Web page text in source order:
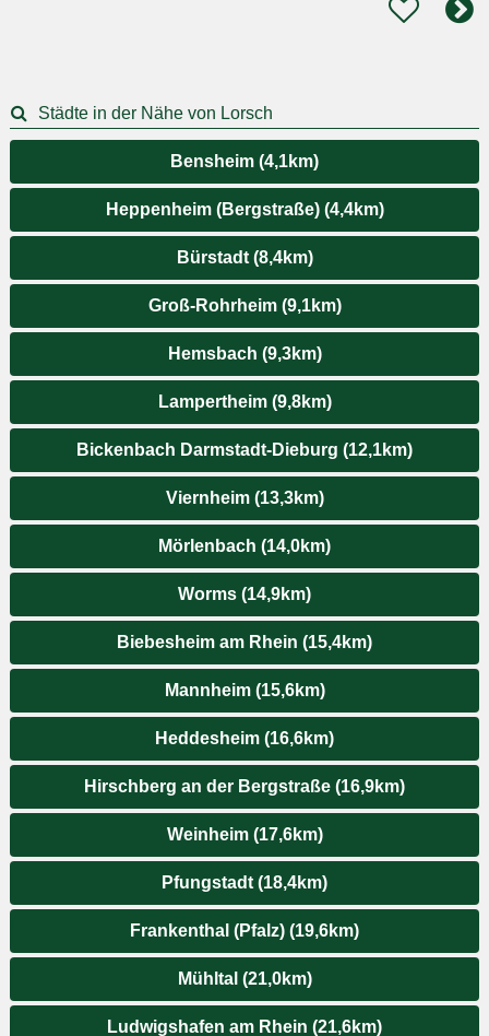
Städte in der Nähe von Lorsch
Bensheim (4,1km)
Heppenheim (Bergstraße) (4,4km)
Bürstadt (8,4km)
Groß-Rohrheim (9,1km)
Hemsbach (9,3km)
Lampertheim (9,8km)
Bickenbach Darmstadt-Dieburg (12,1km)
Viernheim (13,3km)
Mörlenbach (14,0km)
Worms (14,9km)
Biebesheim am Rhein (15,4km)
Mannheim (15,6km)
Heddesheim (16,6km)
Hirschberg an der Bergstraße (16,9km)
Weinheim (17,6km)
Pfungstadt (18,4km)
Frankenthal (Pfalz) (19,6km)
Mühltal (21,0km)
Ludwigshafen am Rhein (21,6km)